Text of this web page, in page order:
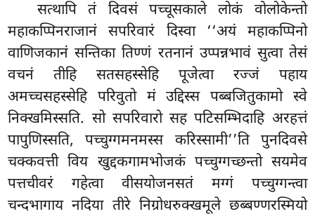
सत्थापि तं दिवसं पच्चूसकाले लोकं वोलोकेन्तो
महाकप्पिनराजानं सपरिवारं दिस्वा ‘‘अयं महाकप्पिनो
वाणिजकानं सन्तिका तिण्णं रतनानं उप्पन्नभावं सुत्वा तेसं
वचनं तीहि सतसहस्सेहि पूजेत्वा रज्जं पहाय
अमच्चसहस्सेहि परिवुतो मं उद्दिस्स पब्बजितुकामो स्वे
निक्खमिस्सति. सो सपरिवारो सह पटिसम्भिदाहि अरहत्तं
पापुणिस्सति, पच्चुग्गमनमस्स करिस्सामी’’ति पुनदिवसे
चक्कवत्ती विय खुद्दकगामभोजकं पच्चुग्गच्छन्तो सयमेव
पत्तचीवरं गहेत्वा वीसयोजनसतं मग्गं पच्चुग्गन्त्वा
चन्दभागाय नदिया तीरे निग्रोधरुक्खमूले छब्बण्णरस्मियो